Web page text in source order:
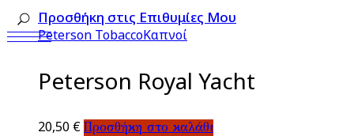
Προσθήκη στις Επιθυμίες Μου
Peterson TobaccoΚαπνοί
Peterson Royal Yacht
20,50 € Προσθήκη στο καλάθι